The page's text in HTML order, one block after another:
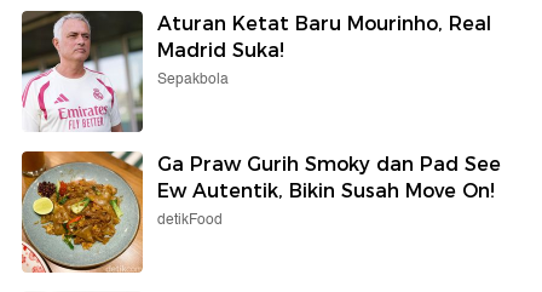
Aturan Ketat Baru Mourinho, Real
Madrid Suka!
Sepakbola
Ga Praw Gurih Smoky dan Pad See
Ew Autentik, Bikin Susah Move On!
detikFood